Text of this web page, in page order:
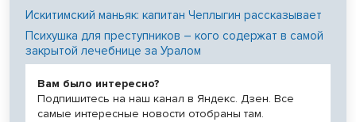
Искитимский маньяк: капитан Чеплыгин рассказывает
Психушка для преступников – кого содержат в самой
закрытой лечебнице за Уралом
Вам было интересно?
Подпишитесь на наш канал в Яндекс. Дзен. Все
самые интересные новости отобраны там.